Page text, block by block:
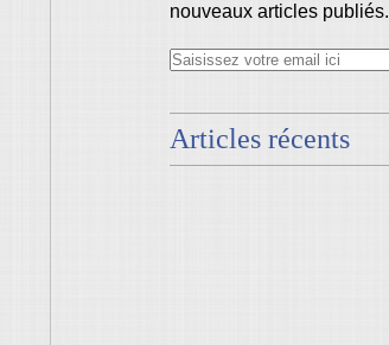
nouveaux articles publiés.
Articles récents